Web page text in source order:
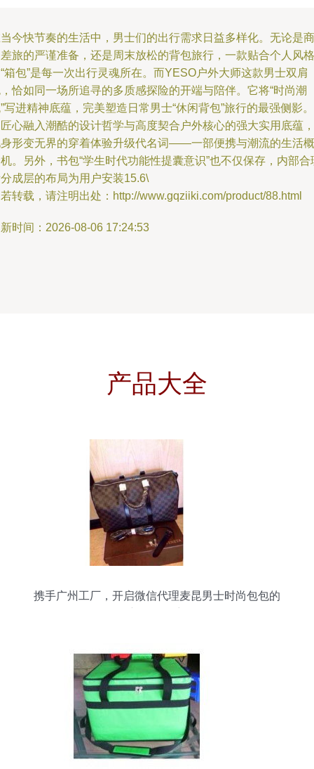
今快节奏的生活中，男士们的出行需求日益多样化。无论是商
旅的严谨准备，还是周末放松的背包旅行，一款贴合个人风格
箱包”是每一次出行灵魂所在。而YESO户外大师这款男士双肩
恰如同一场所追寻的多质感探险的开端与陪伴。它将“时尚潮
写进精神底蕴，完美塑造日常男士“休闲背包”旅行的最强侧影。
心融入潮酷的设计哲学与高度契合户外核心的强大实用底蕴，
形变无界的穿着体验升级代名词——一部便携与潮流的生活概
。另外，书包“学生时代功能性提囊意识”也不仅保存，内部合
成层的布局为用户安装15.6\
转载，请注明出处：http://www.gqziiki.com/product/88.html
时间：2026-08-06 17:24:53
产品大全
携手广州工厂，开启微信代理麦昆男士时尚包包的